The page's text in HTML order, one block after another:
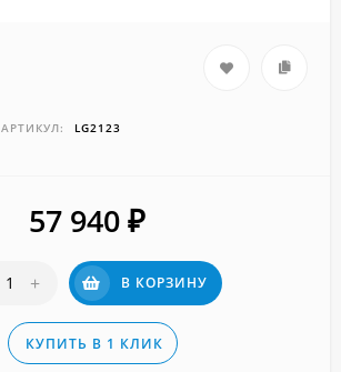
АРТИКУЛ: LG2123
57 940 ₽
+ В КОРЗИНУ
КУПИТЬ В 1 КЛИК